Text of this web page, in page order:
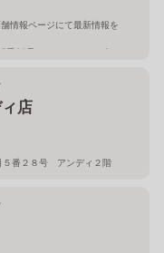
情報ページにて最新情報を
番28号アンディショッピン
店
５番２８号 アンディ２階